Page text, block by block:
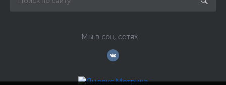
Мы в соц. сетях